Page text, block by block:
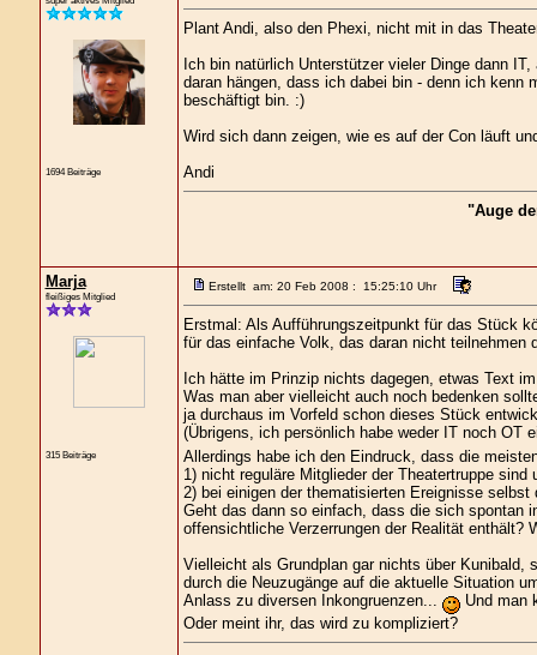
1694 Beiträge
Plant Andi, also den Phexi, nicht mit in das
Ich bin natürlich Unterstützer vieler Dinge dann
daran hängen, dass ich dabei bin - denn ich kenn
beschäftigt bin. :)
Wird sich dann zeigen, wie es auf der Con läuft
Andi
"Auge
Marja
fleißiges Mitglied
315 Beiträge
Erstellt am: 20 Feb 2008 : 15:25:10 Uhr
Erstmal: Als Aufführungszeitpunkt für das Stück
für das einfache Volk, das daran nicht teilnehmen
Ich hätte im Prinzip nichts dagegen, etwas Text
Was man aber vielleicht auch noch bedenken
ja durchaus im Vorfeld schon dieses Stück
(Übrigens, ich persönlich habe weder IT noch OT
Allerdings habe ich den Eindruck, dass die
1) nicht reguläre Mitglieder der Theatertruppe sind
2) bei einigen der thematisierten Ereignisse selbst
Geht das dann so einfach, dass die sich spontan
offensichtliche Verzerrungen der Realität enthält?
Vielleicht als Grundplan gar nichts über Kunibald,
durch die Neuzugänge auf die aktuelle Situation
Anlass zu diversen Inkongruenzen...
Und man
Oder meint ihr, das wird zu kompliziert?